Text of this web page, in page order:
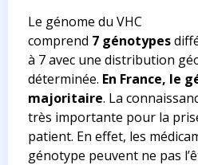
Le génome du VHC
comprend 7 génotypes
à 7 avec une distribution
déterminée. En France, le
majoritaire. La
très importante pour la
patient. En effet, les
génotype peuvent ne pas